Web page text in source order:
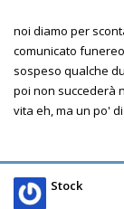
noi diamo per
comunicato
sospeso qualche
poi non succederà
vita eh, ma un po'
Stock